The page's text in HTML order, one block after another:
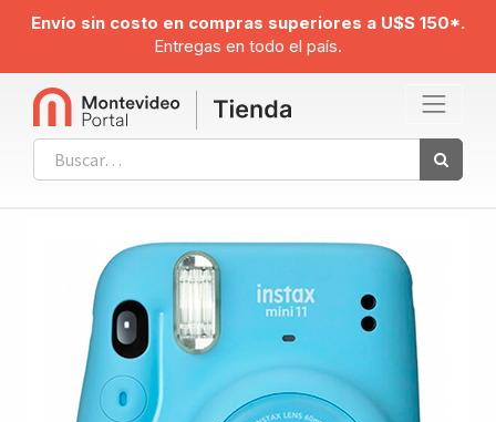
Envío sin costo en compras superiores a U$S 150*.
Entregas en todo el país.